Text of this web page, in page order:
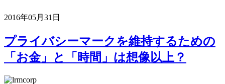
2016年05月31日
プライバシーマークを維持するための
「お金」と「時間」は想像以上？